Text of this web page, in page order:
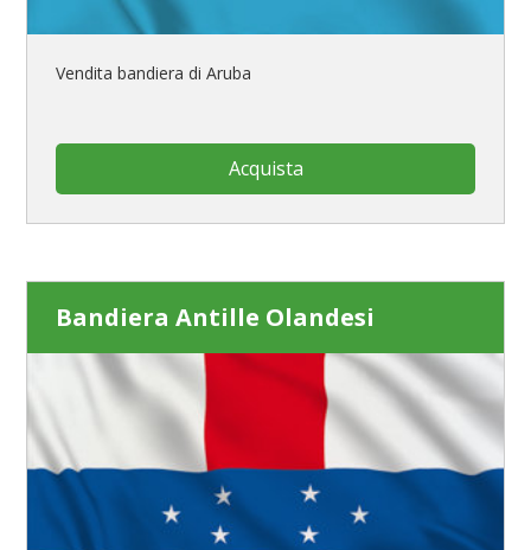
Vendita bandiera di Aruba
Acquista
Bandiera Antille Olandesi